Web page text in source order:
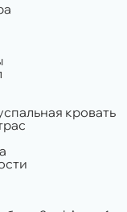
кровать